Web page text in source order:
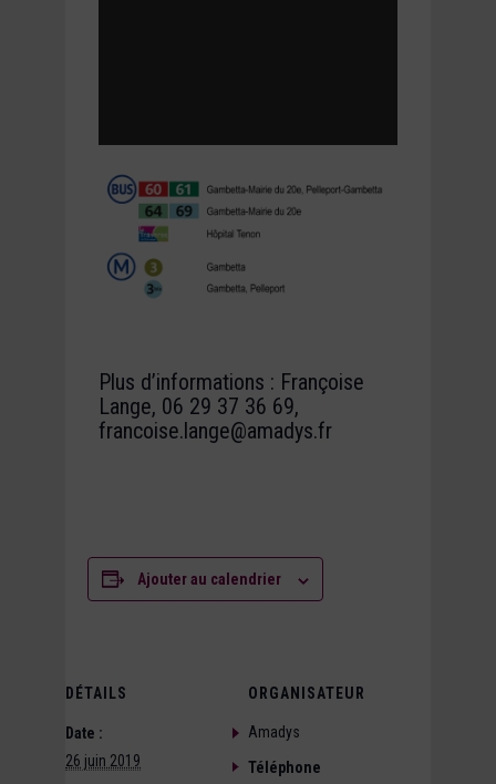
Plus d’informations : Françoise
Lange, 06 29 37 36 69,
francoise.lange@amadys.fr
Ajouter au calendrier
DÉTAILS
Date :
26 juin 2019
ORGANISATEUR
Amadys
Téléphone